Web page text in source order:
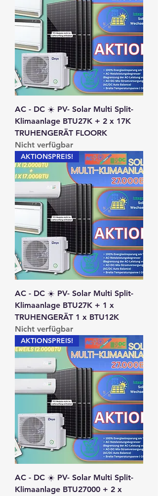
AC - DC ☀️ PV- Solar Multi Split-
Klimaanlage BTU27K + 2 x 17K
TRUHENGERÄT FLOORK
Nicht verfügbar
AKTIONSPREIS!
AC - DC ☀️ PV- Solar Multi Split-
Klimaanlage BTU27K + 1 x
TRUHENGERÄT 1 x BTU12K
Nicht verfügbar
AKTIONSPREIS!
AC - DC ☀️ PV- Solar Multi Split-
Klimaanlage BTU27000 + 2 x